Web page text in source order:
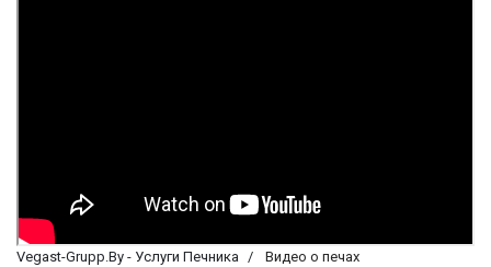
Vegast-Grupp.By - Услуги Печника
Видео о печах